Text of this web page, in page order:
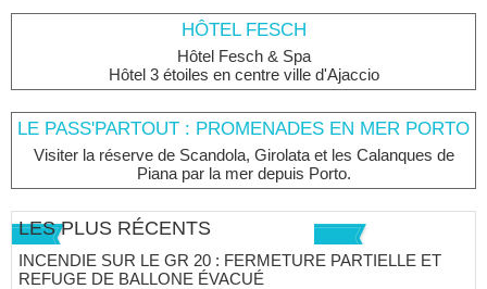
HÔTEL FESCH
Hôtel Fesch & Spa
Hôtel 3 étoiles en centre ville d'Ajaccio
LE PASS'PARTOUT : PROMENADES EN MER PORTO
Visiter la réserve de Scandola, Girolata et les Calanques de
Piana par la mer depuis Porto.
LES PLUS RÉCENTS
INCENDIE SUR LE GR 20 : FERMETURE PARTIELLE ET
REFUGE DE BALLONE ÉVACUÉ